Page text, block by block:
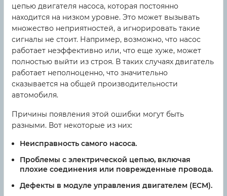
цепью двигателя насоса, которая постоянно
находится на низком уровне. Это может вызывать
множество неприятностей, а игнорировать такие
сигналы не стоит. Например, возможно, что насос
работает неэффективно или, что еще хуже, может
полностью выйти из строя. В таких случаях двигатель
работает неполноценно, что значительно
сказывается на общей производительности
автомобиля.
Причины появления этой ошибки могут быть
разными. Вот некоторые из них:
Неисправность самого насоса.
Проблемы с электрической цепью, включая
плохие соединения или поврежденные провода.
Дефекты в модуле управления двигателем (ECM).